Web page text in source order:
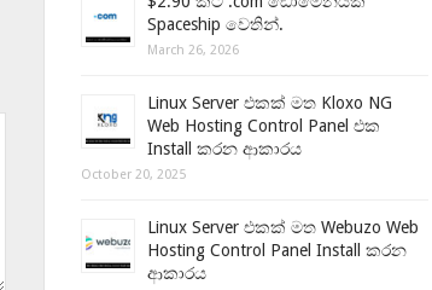
Spaceship වෙතින්.
March 26, 2026
Linux Server එකක් මත Kloxo NG
Web Hosting Control Panel එක
Install කරන ආකාරය
October 20, 2025
Linux Server එකක් මත Webuzo Web
Hosting Control Panel Install කරන
ආකාරය